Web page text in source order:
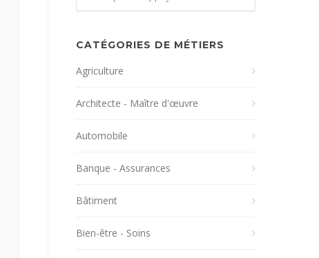
CATÉGORIES DE MÉTIERS
Agriculture
Architecte - Maître d'œuvre
Automobile
Banque - Assurances
Bâtiment
Bien-être - Soins